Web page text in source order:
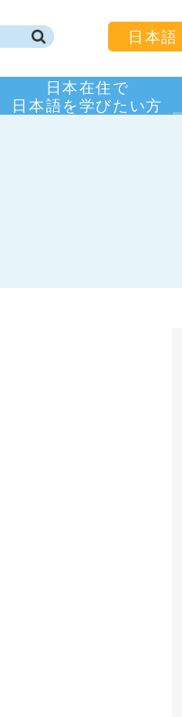
日本語
日本在住で
日本語を学びたい方